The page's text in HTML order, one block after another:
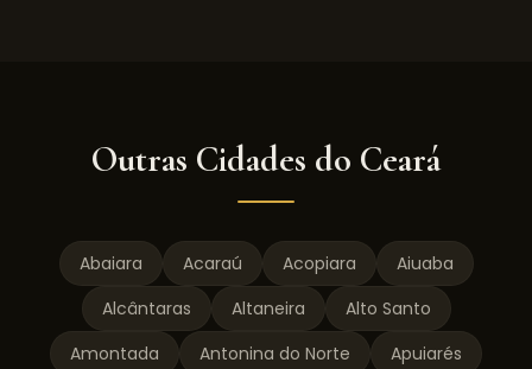
Outras Cidades do Ceará
Abaiara Acaraú Acopiara
Aiuaba
Alcântaras
Altaneira
Alto Santo
Amontada
Antonina do Norte
Apuiarés